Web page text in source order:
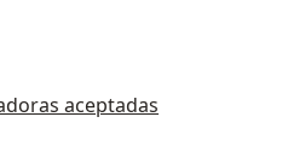
aceptadas